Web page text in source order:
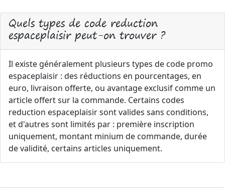
Quels types de code reduction
espaceplaisir peut-on trouver ?
Il existe généralement plusieurs types de code promo
espaceplaisir : des réductions en pourcentages, en
euro, livraison offerte, ou avantage exclusif comme un
article offert sur la commande. Certains codes
reduction espaceplaisir sont valides sans conditions,
et d'autres sont limités par : première inscription
uniquement, montant minium de commande, durée
de validité, certains articles uniquement.